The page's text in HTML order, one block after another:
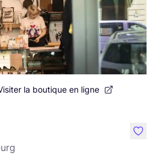
la boutique en ligne
like